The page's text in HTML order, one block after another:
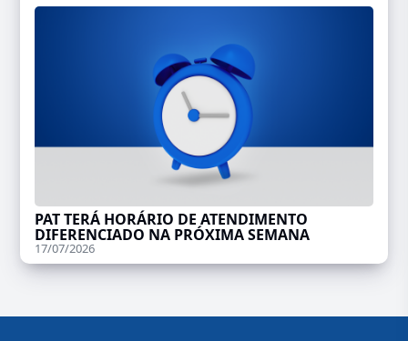
PAT TERÁ HORÁRIO DE ATENDIMENTO
DIFERENCIADO NA PRÓXIMA SEMANA
17/07/2026